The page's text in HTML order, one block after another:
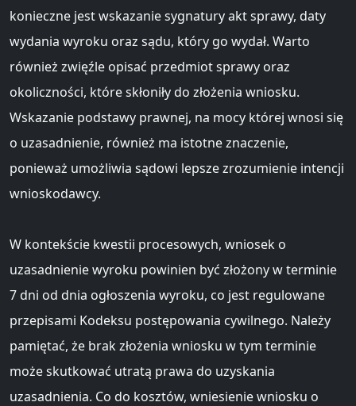
konieczne jest wskazanie sygnatury akt sprawy, daty
wydania wyroku oraz sądu, który go wydał. Warto
również zwięźle opisać przedmiot sprawy oraz
okoliczności, które skłoniły do złożenia wniosku.
Wskazanie podstawy prawnej, na mocy której wnosi się
o uzasadnienie, również ma istotne znaczenie,
ponieważ umożliwia sądowi lepsze zrozumienie intencji
wnioskodawcy.
W kontekście kwestii procesowych, wniosek o
uzasadnienie wyroku powinien być złożony w terminie
7 dni od dnia ogłoszenia wyroku, co jest regulowane
przepisami Kodeksu postępowania cywilnego. Należy
pamiętać, że brak złożenia wniosku w tym terminie
może skutkować utratą prawa do uzyskania
uzasadnienia. Co do kosztów, wniesienie wniosku o